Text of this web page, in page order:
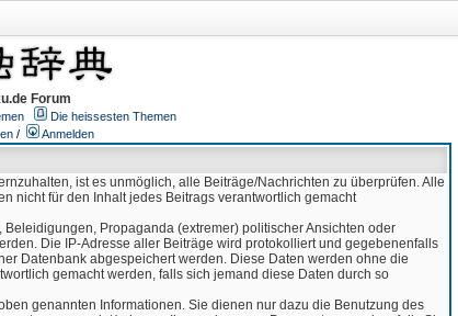
Forum
Die heissesten Themen
/ Anmelden
ist es unmöglich, alle Beiträge/Nachrichten zu überprüfen. Alle
nicht für den Inhalt jedes Beitrags verantwortlich gemacht
Propaganda (extremer) politischer Ansichten oder
Die IP-Adresse aller Beiträge wird protokolliert und gegebenenfalls
Datenbank abgespeichert werden. Diese Daten werden ohne die
gemacht werden, falls sich jemand diese Daten durch so
genannten Informationen. Sie dienen nur dazu die Benutzung des